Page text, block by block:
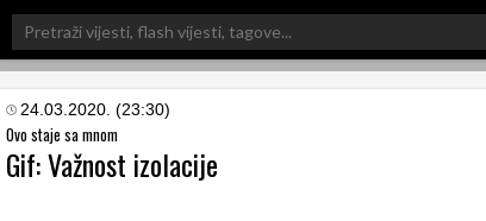
Search
for:
24.03.2020. (23:30)
Ovo staje sa mnom
Gif: Važnost izolacije